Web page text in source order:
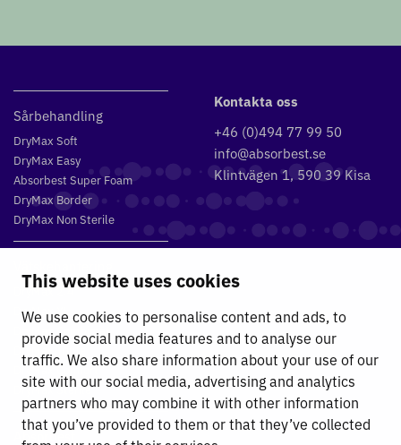
This website uses cookies
We use cookies to personalise content and ads, to
provide social media features and to analyse our
traffic. We also share information about your use of our
site with our social media, advertising and analytics
partners who may combine it with other information
that you’ve provided to them or that they’ve collected
Sårbehandling
DryMax Soft
DryMax Easy
Absorbest Super Foam
DryMax Border
DryMax Non Sterile
DryMax 2.4
DryMax XL
DryMax Combimat
DryMax Triple
DryMax Comfort
DryMax Sterile
Absorbest
Kontakta oss
+46 (0)494 77 99 50
info@absorbest.se
Klintvägen 1, 590 39 Kisa